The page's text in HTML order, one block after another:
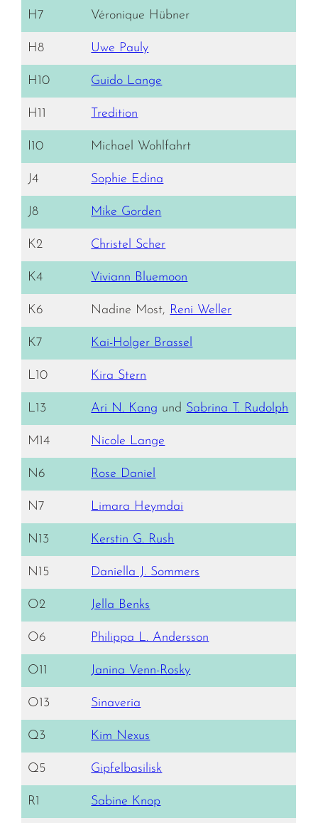
H7 Véronique Hübner
H8 Uwe Pauly
H10 Guido Lange
H11 Tredition
I10 Michael Wohlfahrt
J4 Sophie Edina
J8 Mike Gorden
K2 Christel Scher
K4 Viviann Bluemoon
K6 Nadine Most, Reni Weller
K7 Kai-Holger Brassel
L10 Kira Stern
L13 Ari N. Kang und Sabrina T. Rudolph
M14 Nicole Lange
N6 Rose Daniel
N7 Limara Heymdai
N13 Kerstin G. Rush
N15 Daniella J. Sommers
O2 Jella Benks
O6 Philippa L. Andersson
O11 Janina Venn-Rosky
O13 Sinaveria
Q3 Kim Nexus
Q5 Gipfelbasilisk
R1 Sabine Knop